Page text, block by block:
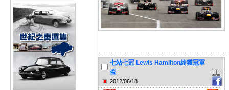
七站七冠 Lewis Hamilton終獲冠軍
盃
2012/06/18